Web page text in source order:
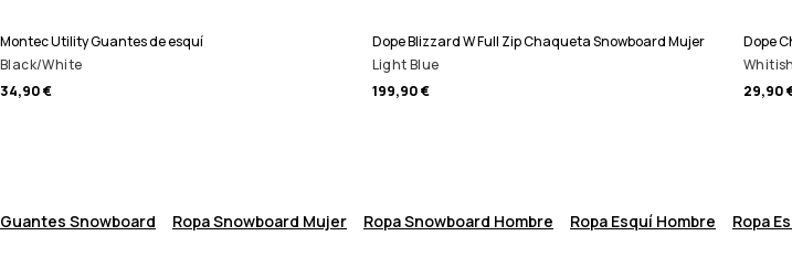
Montec Utility Guantes de esquí
Black/White
34,90 €
Dope Blizzard W Full Zip Chaqueta Snowboard Mujer
Light Blue
199,90 €
Dope
Whitish
29,90
Guantes Snowboard Ropa Snowboard Mujer Ropa Snowboard Hombre Ropa Esquí Hombre Ropa